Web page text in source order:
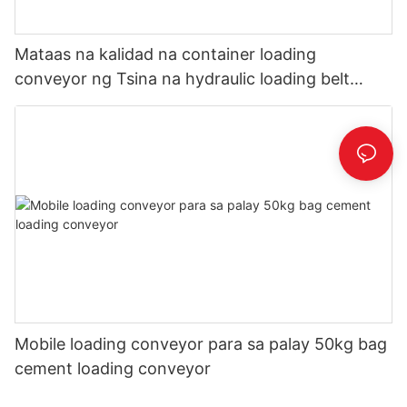
Mataas na kalidad na container loading
conveyor ng Tsina na hydraulic loading belt
conveyor1
Mobile loading conveyor para sa palay 50kg bag
cement loading conveyor